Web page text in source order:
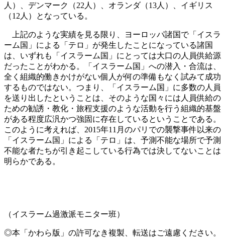
人）、デンマーク（22 人）、オランダ（13人）、イギリス
（12 人）となっている。
上記のような実績を見る限り、ヨーロッパ諸国で「イスラ
ーム国」による「テロ」が発生したことになっている諸国
は、いずれも「イスラーム国」にとっては大口の人員供給源
だったことがわかる。「イスラーム国」への潜入・合流は、
全く組織的働きかけがない個人が何の準備もなく試みて成功
するものではない。つまり、「イスラーム国」に多数の人員
を送り出したということは、そのような国々には人員供給の
ための勧誘・教化・旅程支援のような活動を行う組織的基盤
がある程度広汎かつ強固に存在しているということである。
このように考えれば、2015年11 月のパリでの襲撃事件以来の
「イスラーム国」による「テロ」は、予測不能な場所で予測
不能な者たちが引き起こしている行為では決してないことは
明らかである。
（イスラーム過激派モニター班）
◎本「かわら版」の許可なき複製、転送はご遠慮ください。